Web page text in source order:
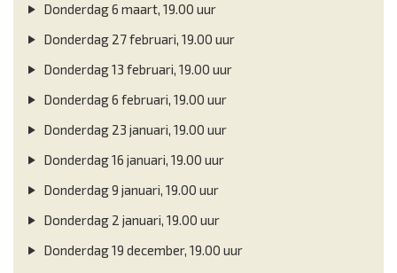
Donderdag 6 maart, 19.00 uur
Donderdag 27 februari, 19.00 uur
Donderdag 13 februari, 19.00 uur
Donderdag 6 februari, 19.00 uur
Donderdag 23 januari, 19.00 uur
Donderdag 16 januari, 19.00 uur
Donderdag 9 januari, 19.00 uur
Donderdag 2 januari, 19.00 uur
Donderdag 19 december, 19.00 uur